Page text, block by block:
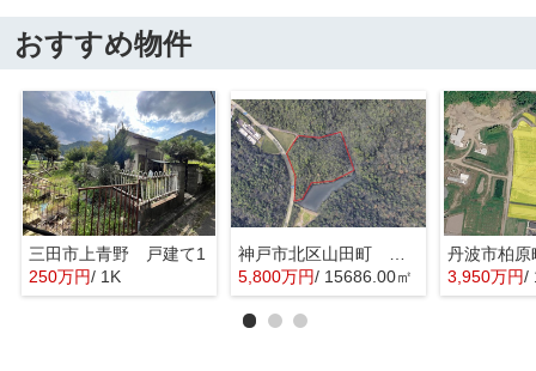
おすすめ物件
三田市上青野 戸建て1
250万円/ 1K
5,800万円/ 15686.00㎡
丹波市柏原
3,950万円/